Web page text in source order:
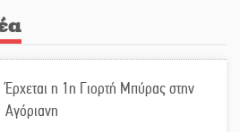
Έρχεται η 1η Γιορτή Μπύρας στην
Αγόριανη